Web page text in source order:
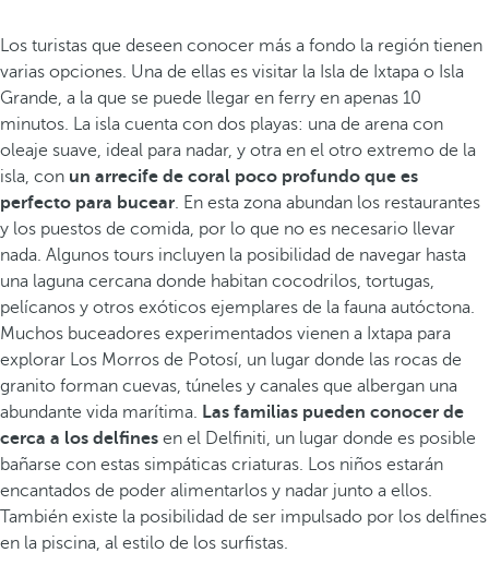
Los turistas que deseen conocer más a fondo la región tienen
varias opciones. Una de ellas es visitar la Isla de Ixtapa o Isla
Grande, a la que se puede llegar en ferry en apenas 10
minutos. La isla cuenta con dos playas: una de arena con
oleaje suave, ideal para nadar, y otra en el otro extremo de la
isla, con un arrecife de coral poco profundo que es
perfecto para bucear. En esta zona abundan los restaurantes
y los puestos de comida, por lo que no es necesario llevar
nada. Algunos tours incluyen la posibilidad de navegar hasta
una laguna cercana donde habitan cocodrilos, tortugas,
pelícanos y otros exóticos ejemplares de la fauna autóctona.
Muchos buceadores experimentados vienen a Ixtapa para
explorar Los Morros de Potosí, un lugar donde las rocas de
granito forman cuevas, túneles y canales que albergan una
abundante vida marítima. Las familias pueden conocer de
cerca a los delfines en el Delfiniti, un lugar donde es posible
bañarse con estas simpáticas criaturas. Los niños estarán
encantados de poder alimentarlos y nadar junto a ellos.
También existe la posibilidad de ser impulsado por los delfines
en la piscina, al estilo de los surfistas.